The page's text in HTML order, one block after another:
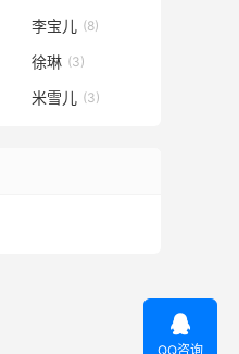
李宝儿 (8)
徐琳 (3)
米雪儿 (3)

QQ咨询